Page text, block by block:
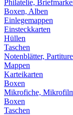
Philatelie,
Boxen, Alben
Einlegemappen
Einsteckkarten
Hüllen
Taschen
Notenblätter,
Mappen
Karteikarten
Boxen
Mikrofiche,
Boxen
Taschen